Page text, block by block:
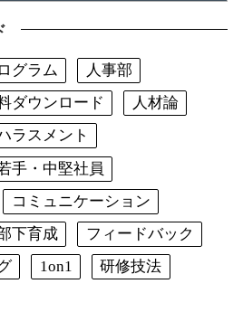
グラム
人事部
ダウンロード
人材論
ラスメント
手・中堅社員
コミュニケーション
下育成
フィードバック
1on1
研修技法